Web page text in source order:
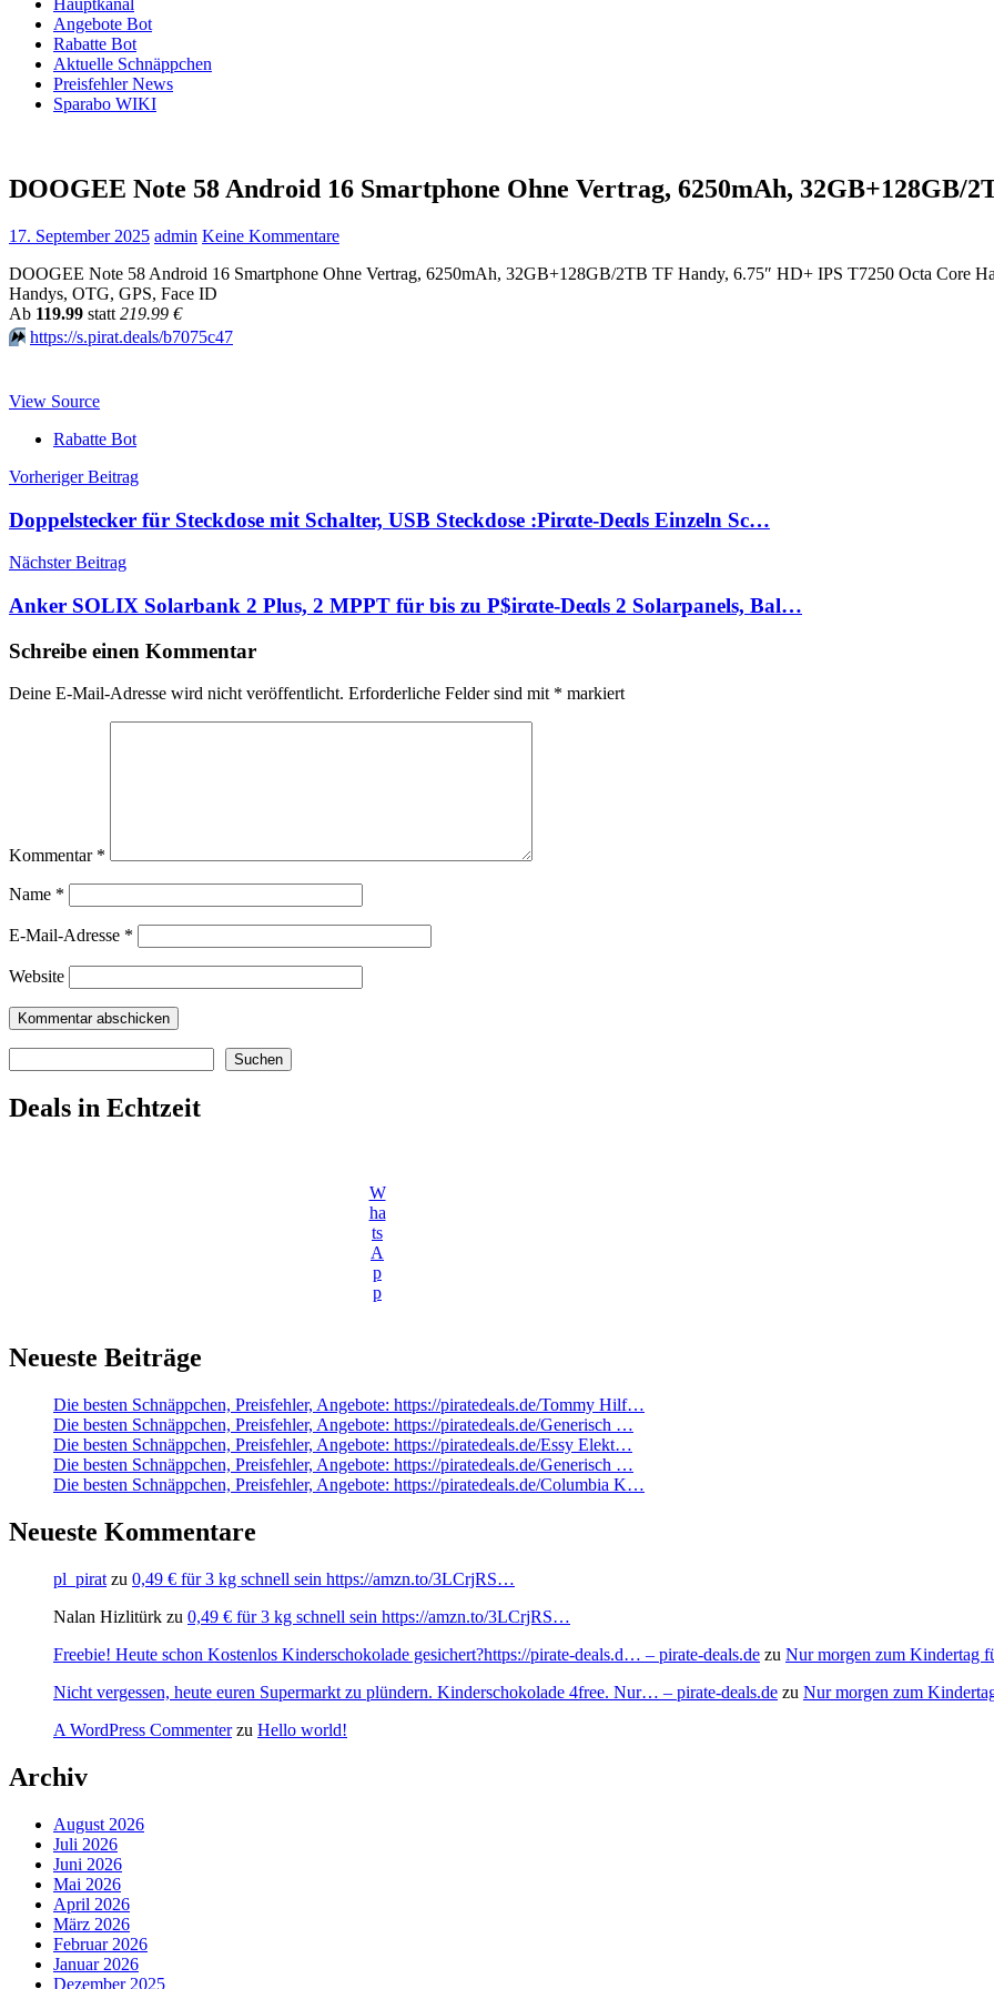
Hauptkanal
Angebote Bot
Rabatte Bot
Aktuelle Schnäppchen
Preisfehler News
Sparabo WIKI
DOOGEE Note 58 Android 16 Smartphone Ohne Vertrag, 6250mAh, 32GB+128GB/
17. September 2025 admin Keine Kommentare
DOOGEE Note 58 Android 16 Smartphone Ohne Vertrag, 6250mAh, 32GB+128GB/2TB TF Handy, 6.75″ HD+ IPS T7250 Octa Core
Handys, OTG, GPS, Face ID
Аb 119.99 statt 219.99 €
⏩️ https://s.pirat.deals/b7075c47
View Source
Rabatte Bot
Beitragsnavigation
Vorheriger Beitrag
Doppelstecker für Steckdose mit Schalter, USB Steckdose :Pirαtе-Dеαls Einzeln Sc…
Nächster Beitrag
Anker SOLIX Solarbank 2 Plus, 2 MPPT für bis zu P$irαtе-Dеαls 2 Solarpanels, Bal…
Schreibe einen Kommentar
Deine E-Mail-Adresse wird nicht veröffentlicht. Erforderliche Felder sind mit * markiert
Kommentar *
Name *
E-Mail-Adresse *
Website
Suchen
Deals in Echtzeit
W
ha
ts
A
p
p
Neueste Beiträge
Die besten Schnäppchen, Preisfehler, Angebote: https://piratedeals.de/Tommy Hilf…
Die besten Schnäppchen, Preisfehler, Angebote: https://piratedeals.de/Generisch …
Die besten Schnäppchen, Preisfehler, Angebote: https://piratedeals.de/Essy Elekt…
Die besten Schnäppchen, Preisfehler, Angebote: https://piratedeals.de/Generisch …
Die besten Schnäppchen, Preisfehler, Angebote: https://piratedeals.de/Columbia K…
Neueste Kommentare
pl_pirat zu 0,49 € für 3 kg schnell sein https://amzn.to/3LCrjRS…
Nalan Hizlitürk zu 0,49 € für 3 kg schnell sein https://amzn.to/3LCrjRS…
Freebie! Heute schon Kostenlos Kinderschokolade gesichert?https://pirate-deals.d… – pirate-deals.de zu Nur morgen zum Kindertag
Nicht vergessen, heute euren Supermarkt zu plündern. Kinderschokolade 4free. Nur… – pirate-deals.de zu Nur morgen zum
A WordPress Commenterzu Hello world!
Archiv
August 2026
Juli 2026
Juni 2026
Mai 2026
April 2026
März 2026
Februar 2026
Januar 2026
Dezember 2025